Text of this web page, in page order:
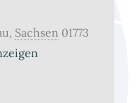
, Sachsen 01773